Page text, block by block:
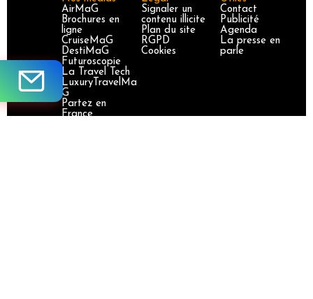
AirMaG
Brochures en
ligne
CruiseMaG
DestiMaG
Futuroscopie
La Travel Tech
LuxuryTravelMa
G
Partez en
France
Signaler un
contenu illicite
Plan du site
RGPD
Cookies
Contact
Publicité
Agenda
La presse en
parle